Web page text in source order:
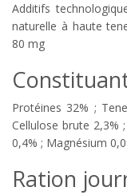
Additifs
naturelle à haute
80 mg
Protéines 32% ;
Cellulose brute 2,3%
0,4% ; Magnésium
Ration